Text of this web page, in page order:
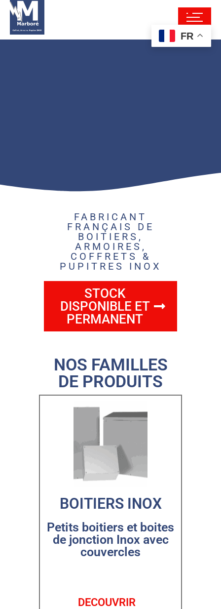
FABRICANT
FRANÇAIS DE
BOITIERS,
ARMOIRES,
COFFRETS &
PUPITRES INOX
STOCK
DISPONIBLE ET
PERMANENT
NOS FAMILLES
DE PRODUITS
BOITIERS INOX
Petits boitiers et boites
de jonction Inox avec
couvercles
DECOUVRIR
FR